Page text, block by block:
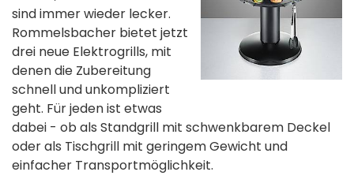
sind immer wieder lecker.
Rommelsbacher bietet jetzt
drei neue Elektrogrills, mit
denen die Zubereitung
schnell und unkompliziert
geht. Für jeden ist etwas
dabei - ob als Standgrill mit schwenkbarem Deckel
oder als Tischgrill mit geringem Gewicht und
einfacher Transportmöglichkeit.